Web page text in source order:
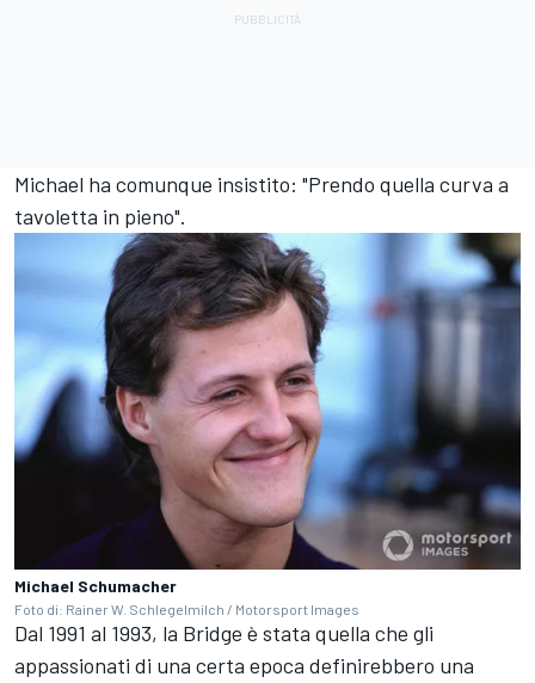
Michael ha comunque insistito: "Prendo quella curva a
tavoletta in pieno".
Michael Schumacher
Foto di: Rainer W. Schlegelmilch / Motorsport Images
Dal 1991 al 1993, la Bridge è stata quella che gli
appassionati di una certa epoca definirebbero una